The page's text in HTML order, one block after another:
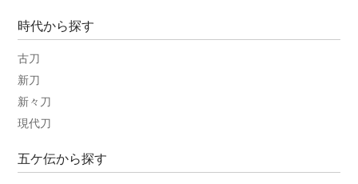
時代から探す
古刀
新刀
新々刀
現代刀
五ケ伝から探す